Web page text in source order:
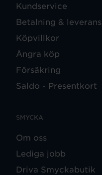
Kundservice
Betalning & leverans
Köpvillkor
Ångra köp
Försäkring
Saldo - Presentkort
SMYCKA
Om oss
Lediga jobb
Driva Smyckabutik